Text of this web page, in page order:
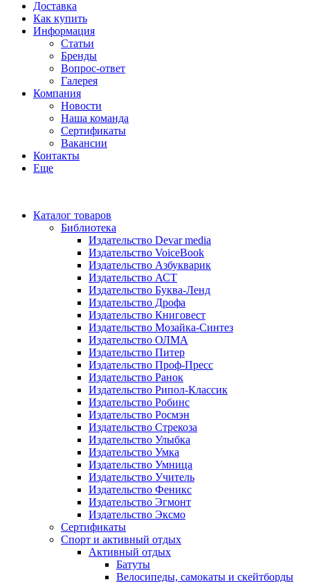
Доставка
Как купить
Информация
Статьи
Бренды
Вопрос-ответ
Галерея
Компания
Новости
Наша команда
Сертификаты
Вакансии
Контакты
Еще
Каталог товаров
Библиотека
Издательство Devar media
Издательство VoiceBook
Издательство Азбукварик
Издательство АСТ
Издательство Буква-Ленд
Издательство Дрофа
Издательство Книговест
Издательство Мозайка-Синтез
Издательство ОЛМА
Издательство Питер
Издательство Проф-Пресс
Издательство Ранок
Издательство Рипол-Классик
Издательство Робинс
Издательство Росмэн
Издательство Стрекоза
Издательство Улыбка
Издательство Умка
Издательство Умница
Издательство Учитель
Издательство Феникс
Издательство Эгмонт
Издательство Эксмо
Сертификаты
Спорт и активный отдых
Активный отдых
Батуты
Велосипеды, самокаты и скейтборды